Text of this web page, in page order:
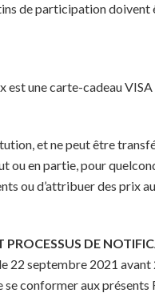
de participation
est une carte-cadeau
et ne peut être
en partie, pour
ou d’attribuer des prix
DE
22 septembre 2021
conformer aux